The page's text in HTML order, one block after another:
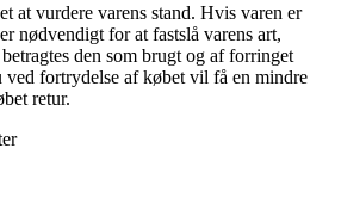
at vurdere varens stand. Hvis varen er
nødvendigt for at fastslå varens art,
den som brugt og af forringet
fortrydelse af købet vil få en mindre
retur.